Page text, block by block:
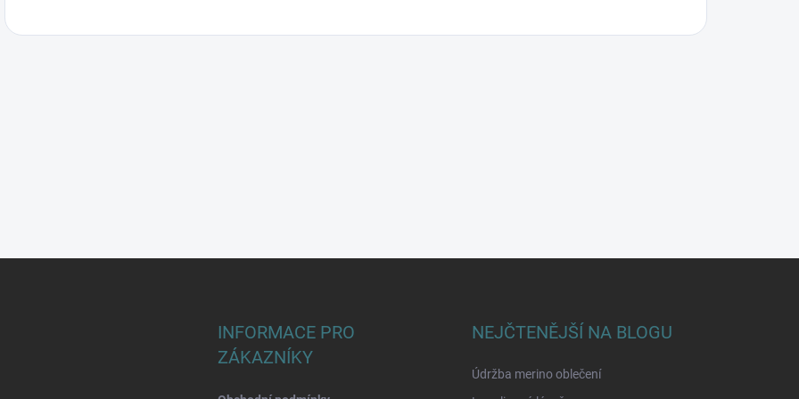
INFORMACE PRO
ZÁKAZNÍKY
NEJČTENĚJŠÍ NA BLOGU
Údržba merino oblečení